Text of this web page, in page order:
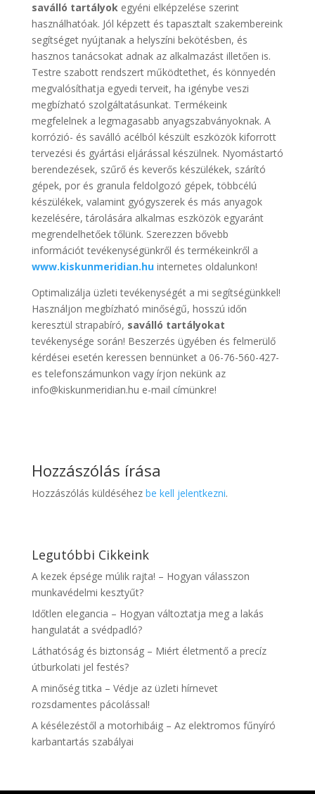
saválló tartályok egyéni elképzelése szerint
használhatóak. Jól képzett és tapasztalt szakembereink
segítséget nyújtanak a helyszíni bekötésben, és
hasznos tanácsokat adnak az alkalmazást illetően is.
Testre szabott rendszert működtethet, és könnyedén
megvalósíthatja egyedi terveit, ha igénybe veszi
megbízható szolgáltatásunkat. Termékeink
megfelelnek a legmagasabb anyagszabványoknak. A
korrózió- és saválló acélból készült eszközök kiforrott
tervezési és gyártási eljárással készülnek. Nyomástartó
berendezések, szűrő és keverős készülékek, szárító
gépek, por és granula feldolgozó gépek, többcélú
készülékek, valamint gyógyszerek és más anyagok
kezelésére, tárolására alkalmas eszközök egyaránt
megrendelhetőek tőlünk. Szerezzen bővebb
információt tevékenységünkről és termékeinkről a
www.kiskunmeridian.hu internetes oldalunkon!
Optimalizálja üzleti tevékenységét a mi segítségünkkel!
Használjon megbízható minőségű, hosszú időn
keresztül strapabíró, saválló tartályokat
tevékenysége során! Beszerzés ügyében és felmerülő
kérdései esetén keressen bennünket a 06-76-560-427-
es telefonszámunkon vagy írjon nekünk az
info@kiskunmeridian.hu e-mail címünkre!
Hozzászólás írása
Hozzászólás küldéséhez be kell jelentkezni.
Legutóbbi Cikkeink
A kezek épsége múlik rajta! – Hogyan válasszon
munkavédelmi kesztyűt?
Időtlen elegancia – Hogyan változtatja meg a lakás
hangulatát a svédpadló?
Láthatóság és biztonság – Miért életmentő a precíz
útburkolati jel festés?
A minőség titka – Védje az üzleti hírnevet
rozsdamentes pácolással!
A késélezéstől a motorhibáig – Az elektromos fűnyíró
karbantartás szabályai